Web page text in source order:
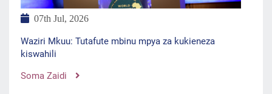
07th Jul, 2026
Waziri Mkuu: Tutafute mbinu mpya za kukieneza
kiswahili
Soma Zaidi